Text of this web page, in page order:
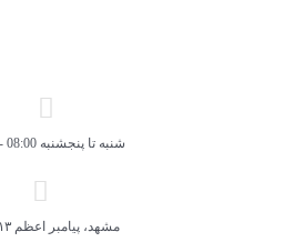
شنبه تا پنجشنبه 08:00 - 17:00
مشهد، پیامبر اعظم ۱۳، پلاک۸